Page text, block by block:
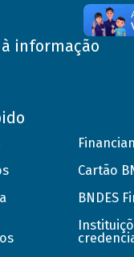
à informação
Cartão
BNDES